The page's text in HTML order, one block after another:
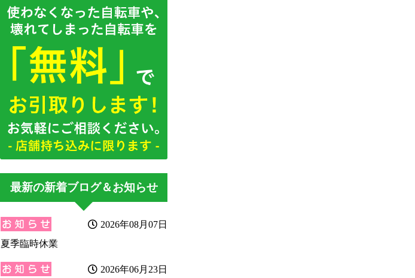
最新の新着ブログ＆お知らせ
2026年08月07日
夏季臨時休業
2026年06月23日